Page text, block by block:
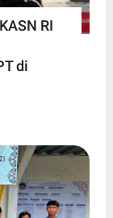
RI
di